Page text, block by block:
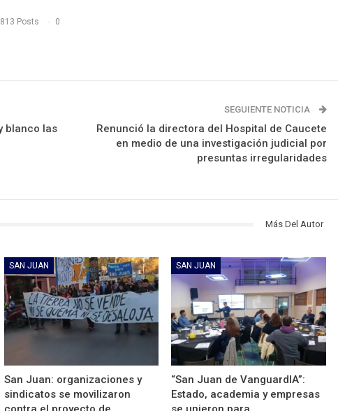
Posts 0
blanco las
SEGUIENTE NOTICIA
Renunció la directora del Hospital de Caucete
en medio de una investigación judicial por
presuntas irregularidades
Más Del Autor
SAN JUAN
San Juan: organizaciones y
sindicatos se movilizaron
SAN JUAN
“San Juan de VanguardIA”:
Estado, academia y empresas